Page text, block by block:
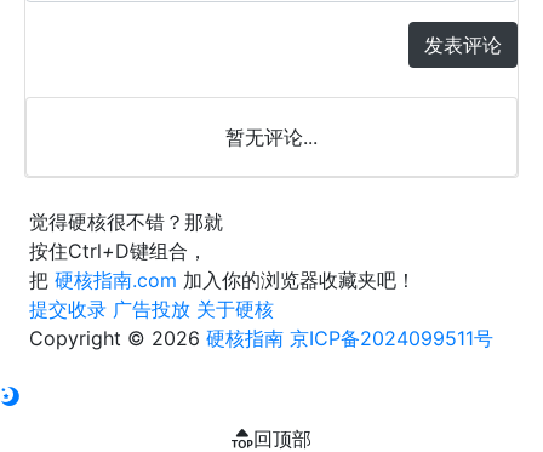
发表评论
暂无评论...
觉得硬核很不错？那就
按住Ctrl+D键组合，
把 硬核指南.com 加入你的浏览器收藏夹吧！
提交收录 广告投放 关于硬核
Copyright © 2026 硬核指南 京ICP备2024099511号
回顶部